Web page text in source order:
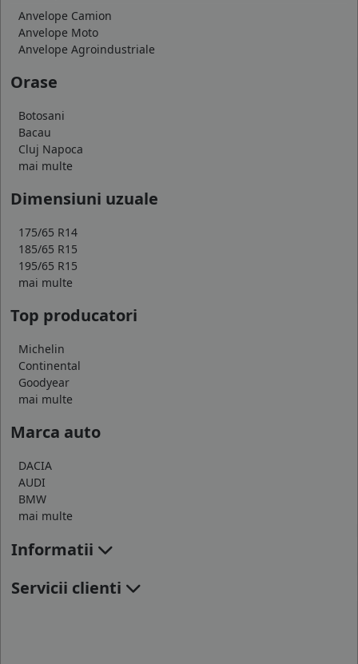
Anvelope Camion
Anvelope Moto
Anvelope Agroindustriale
Orase
Botosani
Bacau
Cluj Napoca
mai multe
Dimensiuni uzuale
175/65 R14
185/65 R15
195/65 R15
mai multe
Top producatori
Michelin
Continental
Goodyear
mai multe
Marca auto
DACIA
AUDI
BMW
mai multe
Informatii
Servicii clienti